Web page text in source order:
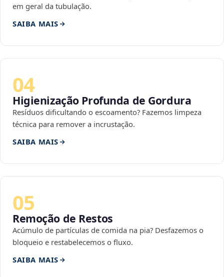
em geral da tubulação.
SAIBA MAIS
04
Higienização Profunda de Gordura
Resíduos dificultando o escoamento? Fazemos limpeza
técnica para remover a incrustação.
SAIBA MAIS
05
Remoção de Restos
Acúmulo de partículas de comida na pia? Desfazemos o
bloqueio e restabelecemos o fluxo.
SAIBA MAIS